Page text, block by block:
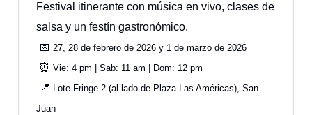
Festival itinerante con música en vivo, clases de
salsa y un festín gastronómico.
📅 27, 28 de febrero de 2026 y 1 de marzo de 2026
⏰ Vie: 4 pm | Sab: 11 am | Dom: 12 pm
📍 Lote Fringe 2 (al lado de Plaza Las Américas), San
Juan